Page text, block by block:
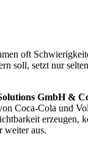
oft
soll, setzt nur
GmbH &
Coca-Cola und
weiter aus.